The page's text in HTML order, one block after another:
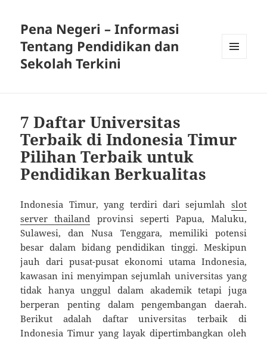
Pena Negeri – Informasi
Tentang Pendidikan dan
Sekolah Terkini
7 Daftar Universitas
Terbaik di Indonesia Timur
Pilihan Terbaik untuk
Pendidikan Berkualitas
Indonesia Timur, yang terdiri dari sejumlah slot
server thailand provinsi seperti Papua, Maluku,
Sulawesi, dan Nusa Tenggara, memiliki potensi
besar dalam bidang pendidikan tinggi. Meskipun
jauh dari pusat-pusat ekonomi utama Indonesia,
kawasan ini menyimpan sejumlah universitas yang
tidak hanya unggul dalam akademik tetapi juga
berperan penting dalam pengembangan daerah.
Berikut adalah daftar universitas terbaik di
Indonesia Timur yang layak dipertimbangkan oleh